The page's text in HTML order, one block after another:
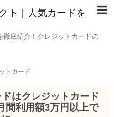
ト｜人気カードを
徹底紹介！クレジットカードの
トカード
はクレジットカード
間利用額3万円以上で